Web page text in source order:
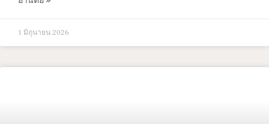
1 มิถุนายน 2026